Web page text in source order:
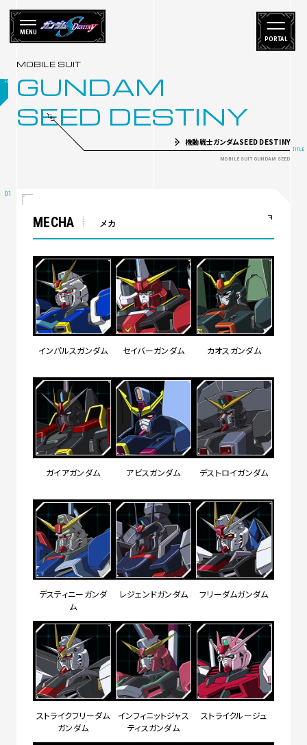
PORTAL
MENU
GUNDAM
SEED DESTINY
機動戦士ガンダムSEED DESTINY
MECHA メカ
インパルスガンダム セイバーガンダム カオスガンダム
ガイアガンダム アビスガンダム デストロイガンダム
デスティニーガンダ
ム
レジェンドガンダム フリーダムガンダム
ストライクフリーダム
ガンダム
インフィニットジャス
ティスガンダム
ストライクルージュ